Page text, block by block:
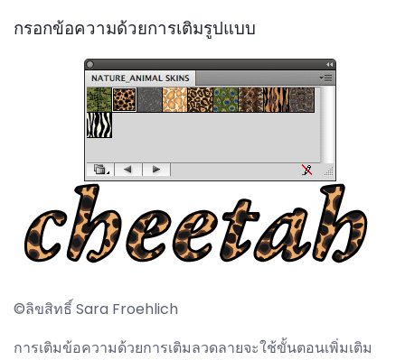
กรอกข้อความด้วยการเติมรูปแบบ
©ลิขสิทธิ์ Sara Froehlich
การเติมข้อความด้วยการเติมลวดลายจะใช้ขั้นตอนเพิ่มเติม